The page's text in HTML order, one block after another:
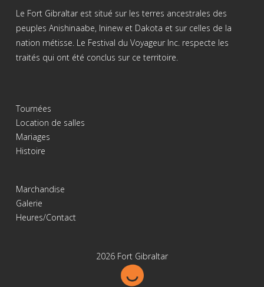
Le Fort Gibraltar est situé sur les terres ancestrales des
peuples Anishinaabe, Ininew et Dakota et sur celles de la
nation métisse. Le Festival du Voyageur Inc. respecte les
traités qui ont été conclus sur ce territoire.
Tournées
Location de salles
Mariages
Histoire
Marchandise
Galerie
Heures/Contact
2026 Fort Gibraltar